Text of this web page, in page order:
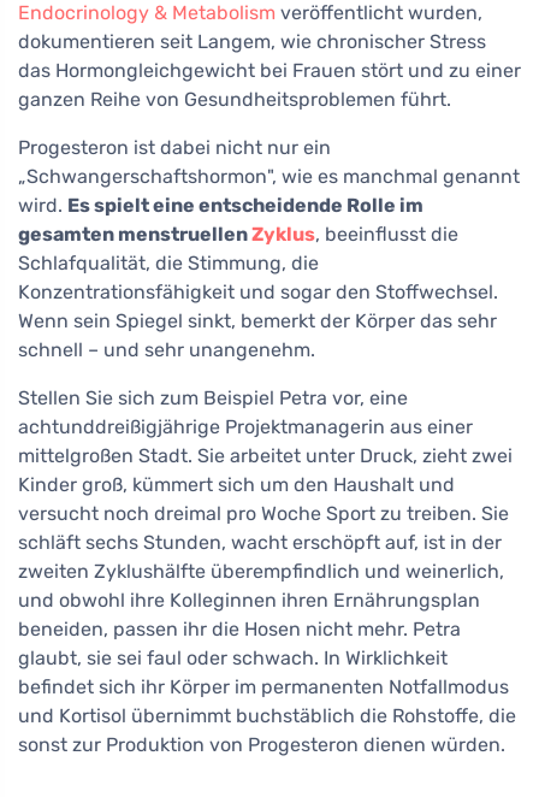
Endocrinology & Metabolism veröffentlicht wurden,
dokumentieren seit Langem, wie chronischer Stress
das Hormongleichgewicht bei Frauen stört und zu einer
ganzen Reihe von Gesundheitsproblemen führt.
Progesteron ist dabei nicht nur ein
„Schwangerschaftshormon", wie es manchmal genannt
wird. Es spielt eine entscheidende Rolle im
gesamten menstruellenZyklus, beeinflusst die
Schlafqualität, die Stimmung, die
Konzentrationsfähigkeit und sogar den Stoffwechsel.
Wenn sein Spiegel sinkt, bemerkt der Körper das sehr
schnell – und sehr unangenehm.
Stellen Sie sich zum Beispiel Petra vor, eine
achtunddreißigjährige Projektmanagerin aus einer
mittelgroßen Stadt. Sie arbeitet unter Druck, zieht zwei
Kinder groß, kümmert sich um den Haushalt und
versucht noch dreimal pro Woche Sport zu treiben. Sie
schläft sechs Stunden, wacht erschöpft auf, ist in der
zweiten Zyklushälfte überempfindlich und weinerlich,
und obwohl ihre Kolleginnen ihren Ernährungsplan
beneiden, passen ihr die Hosen nicht mehr. Petra
glaubt, sie sei faul oder schwach. In Wirklichkeit
befindet sich ihr Körper im permanenten Notfallmodus
und Kortisol übernimmt buchstäblich die Rohstoffe, die
sonst zur Produktion von Progesteron dienen würden.